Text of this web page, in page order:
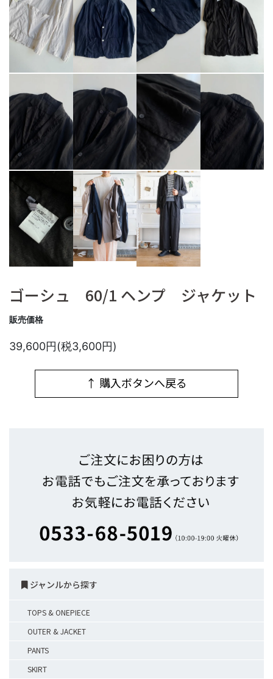
ゴーシュ 60/1 ヘンプ ジャケット
販売価格
39,600円(税3,600円)
↑ 購入ボタンへ戻る
ジャンルから探す
TOPS & ONEPIECE
OUTER & JACKET
PANTS
SKIRT